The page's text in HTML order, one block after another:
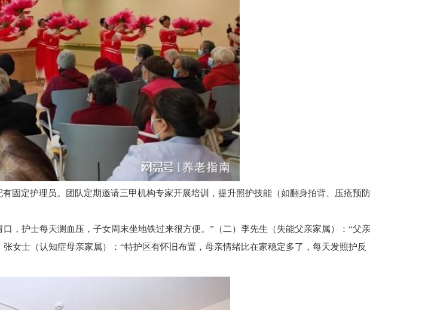
定护理员。团队定期邀请三甲机构专家开展培训，提升照护技能（如翻身拍背、压疮预防
护士每天测血压，子女周末坐地铁过来很方便。”（二）李先生（失能父亲家属）：“父亲
女士（认知症母亲家属）：“特护区有怀旧布置，母亲情绪比在家稳定多了，每天发照护反